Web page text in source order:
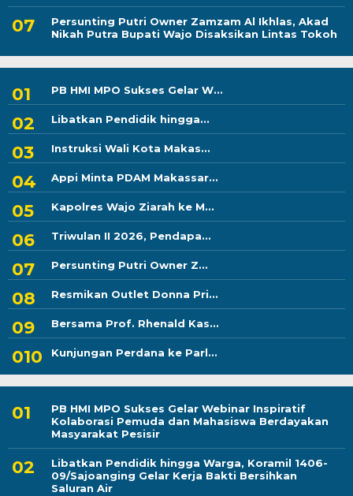
Persunting Putri Owner Zamzam Al Ikhlas, Akad
Nikah Putra Bupati Wajo Disaksikan Lintas Tokoh
PB HMI MPO Sukses Gelar W...
Libatkan Pendidik hingga...
Instruksi Wali Kota Makas...
Appi Minta PDAM Makassar...
Kapolres Wajo Ziarah ke M...
Triwulan II 2026, Pendapa...
Persunting Putri Owner Z...
Resmikan Outlet Donna Pri...
Bersama Prof. Rhenald Kas...
Kunjungan Perdana ke Parl...
PB HMI MPO Sukses Gelar Webinar Inspiratif
Kolaborasi Pemuda dan Mahasiswa Berdayakan
Masyarakat Pesisir
Libatkan Pendidik hingga Warga, Koramil 1406-
09/Sajoanging Gelar Kerja Bakti Bersihkan
Saluran Air